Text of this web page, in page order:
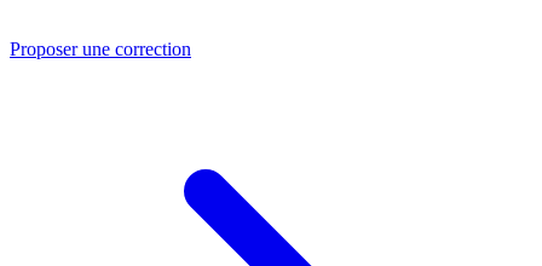
Proposer une correction